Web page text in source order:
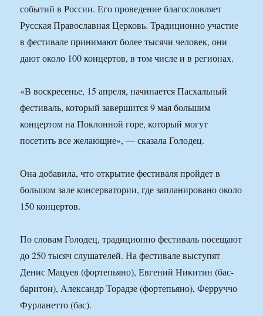
событий в России. Его проведение благословляет
Русская Православная Церковь. Традиционно участие
в фестивале принимают более тысячи человек, они
дают около 100 концертов, в том числе и в регионах.
«В воскресенье, 15 апреля, начинается Пасхальный
фестиваль, который завершится 9 мая большим
концертом на Поклонной горе, который могут
посетить все желающие», — сказала Голодец.
Она добавила, что открытие фестиваля пройдет в
большом зале консерватории, где запланировано около
150 концертов.
По словам Голодец, традиционно фестиваль посещают
до 250 тысяч слушателей. На фестивале выступят
Денис Мацуев (фортепьяно), Евгений Никитин (бас-
баритон), Александр Торадзе (фортепьяно), Ферруччо
Фурланетто (бас).